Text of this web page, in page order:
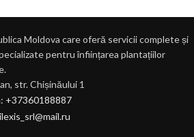
Moldova care oferă servicii complete și
pentru înființarea plantațiilor
str. Chișinăului 1
+37360188887